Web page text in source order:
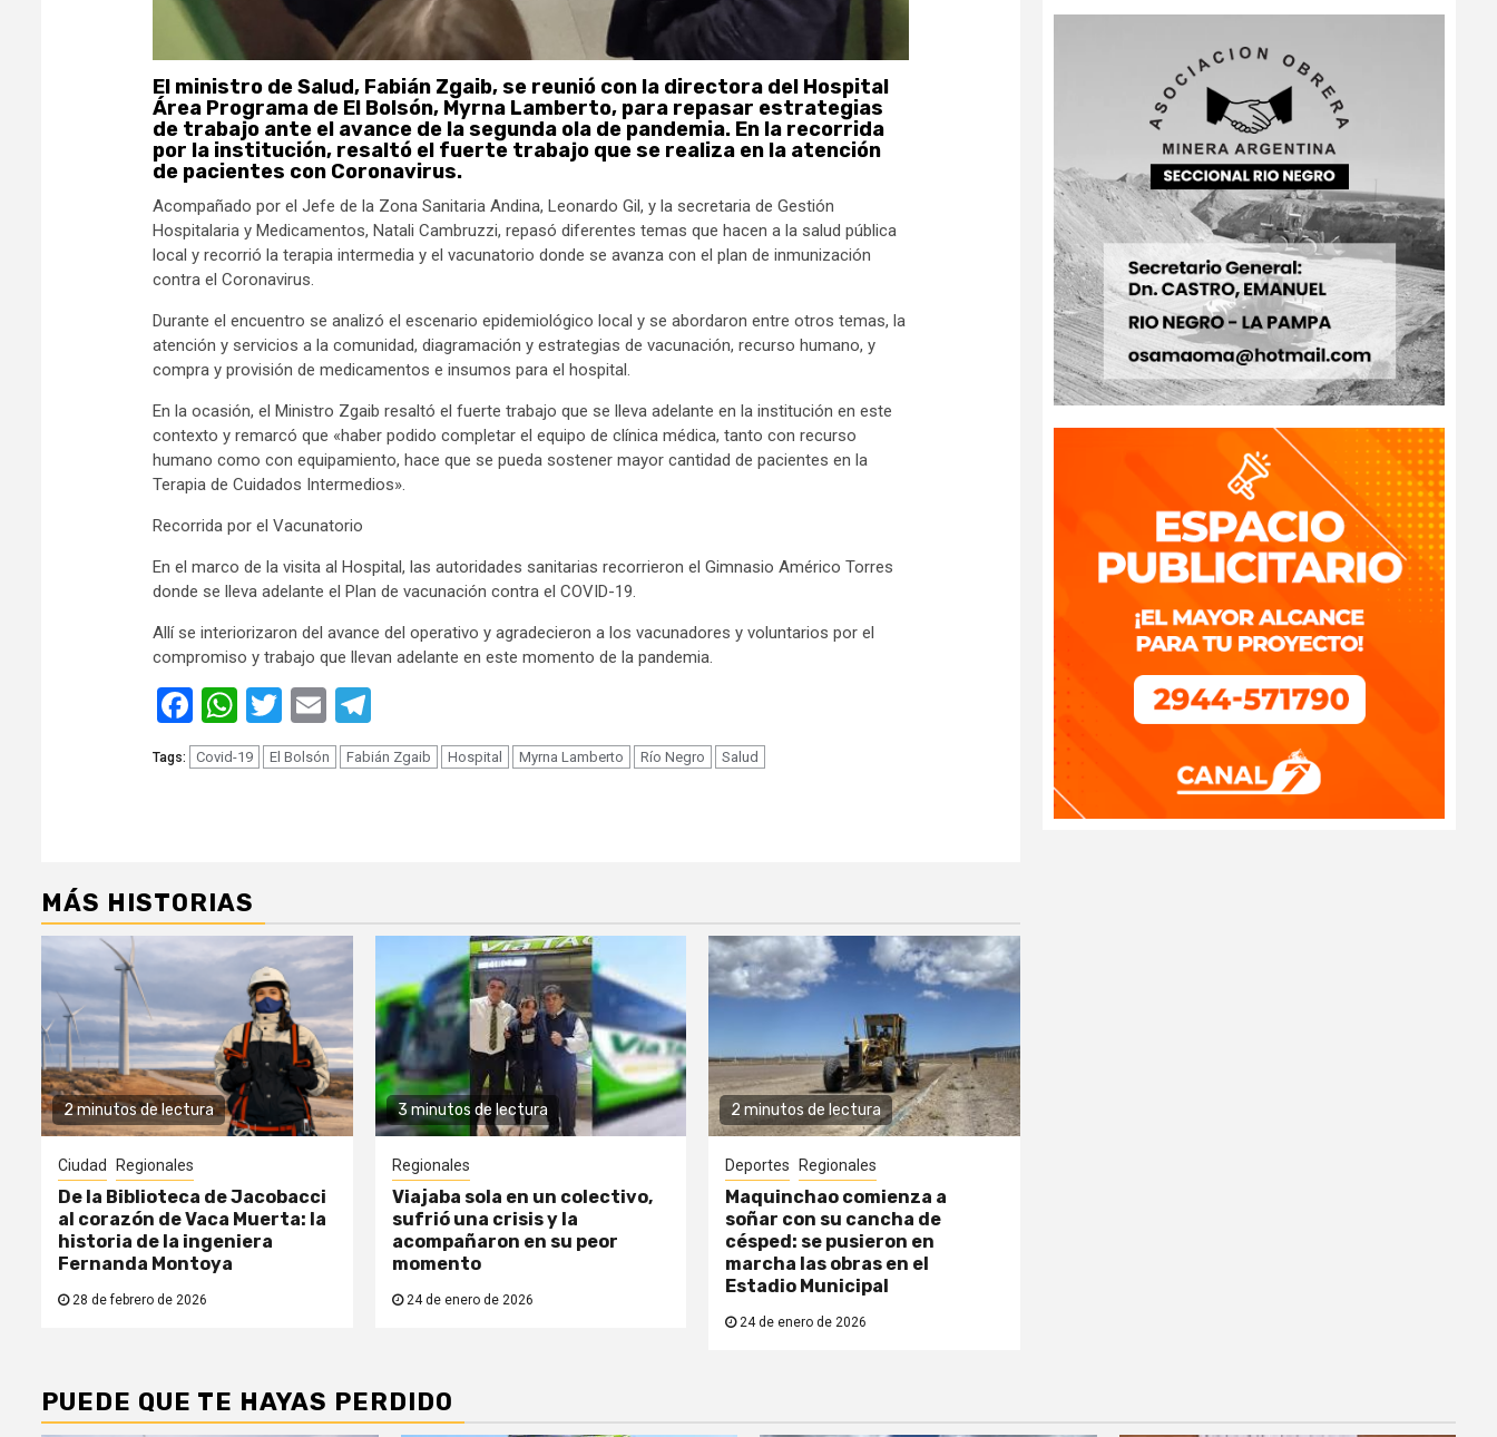
El ministro de Salud, Fabián Zgaib, se reunió con la directora del Hospital
Área Programa de El Bolsón, Myrna Lamberto, para repasar estrategias
de trabajo ante el avance de la segunda ola de pandemia. En la recorrida
por la institución, resaltó el fuerte trabajo que se realiza en la atención
de pacientes con Coronavirus.
Acompañado por el Jefe de la Zona Sanitaria Andina, Leonardo Gil, y la secretaria de Gestión
Hospitalaria y Medicamentos, Natali Cambruzzi, repasó diferentes temas que hacen a la salud pública
local y recorrió la terapia intermedia y el vacunatorio donde se avanza con el plan de inmunización
contra el Coronavirus.
Durante el encuentro se analizó el escenario epidemiológico local y se abordaron entre otros temas, la
atención y servicios a la comunidad, diagramación y estrategias de vacunación, recurso humano, y
compra y provisión de medicamentos e insumos para el hospital.
En la ocasión, el Ministro Zgaib resaltó el fuerte trabajo que se lleva adelante en la institución en este
contexto y remarcó que «haber podido completar el equipo de clínica médica, tanto con recurso
humano como con equipamiento, hace que se pueda sostener mayor cantidad de pacientes en la
Terapia de Cuidados Intermedios».
Recorrida por el Vacunatorio
En el marco de la visita al Hospital, las autoridades sanitarias recorrieron el Gimnasio Américo Torres
donde se lleva adelante el Plan de vacunación contra el COVID-19.
Allí se interiorizaron del avance del operativo y agradecieron a los vacunadores y voluntarios por el
compromiso y trabajo que llevan adelante en este momento de la pandemia.
Facebook
WhatsApp
Twitter
Email
Tags: Covid-19 El Bolsón Fabián Zgaib Hospital Myrna Lamberto Río Negro Salud
MÁS HISTORIAS
2 minutos de lectura
Ciudad Regionales
De la Biblioteca de Jacobacci
al corazón de Vaca Muerta: la
historia de la ingeniera
Fernanda Montoya
28 de febrero de 2026
3 minutos de lectura
Regionales
Viajaba sola en un colectivo,
sufrió una crisis y la
acompañaron en su peor
momento
24 de enero de 2026
2 minutos de lectura
Deportes Regionales
Maquinchao comienza a
soñar con su cancha de
césped: se pusieron en
marcha las obras en el
Estadio Municipal
24 de enero de 2026
PUEDE QUE TE HAYAS PERDIDO